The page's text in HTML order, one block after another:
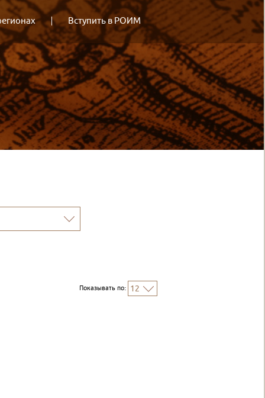
Вступить в РОИМ
Показывать по: 12